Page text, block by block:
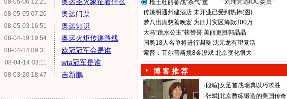
08-05-06 12:21
08-05-05 07:26
08-05-03 16:51
08-04-19 19:54
08-04-14 09:31
08-04-14 03:11
08-03-20 18:47
奥运门票
奥运知识
奥运火炬传递路线
欧冠冠军会是谁
wta冠军是谁
吉新鹏
枪王杜丽备战“杀气”重
刘翔竞选IOC委员
传姚明通州建酒店 未开业已受到热捧(图)
梦八出席慈善晚宴 为四川灾区筹款300万
大马“跳水公主”获赞誉 美丽更胜郭晶晶
国奥18人名单将进行调整 沈元龙有望复活
索普：菲尔普斯揽8金没戏 北京变化很大
博 客 推 荐
·段暄 女足首战瑞典以巧求胜
·张斌 北京教练锻造的美国传奇